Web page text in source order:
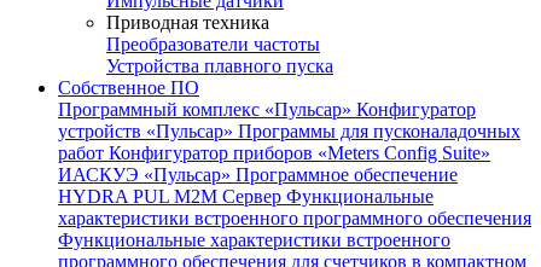
Приводная техника
Преобразователи частоты
Устройства плавного пуска
Собственное ПО
Программный комплекс «Пульсар» Конфигуратор
устройств «Пульсар» Программы для пусконаладочных
работ Конфигуратор приборов «Meters Config Suite»
ИАСКУЭ «Пульсар» Программное обеспечение
HYDRA PUL M2M Сервер Функциональные
характеристики встроенного программного обеспечения
Функциональные характеристики встроенного
программного обеспечения для счетчиков в компактном